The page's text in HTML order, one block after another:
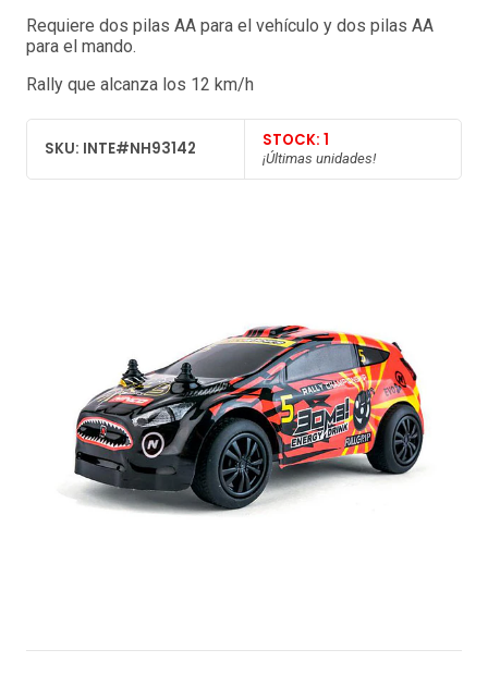
Requiere dos pilas AA para el vehículo y dos pilas AA
para el mando.
Rally que alcanza los 12 km/h
SKU: INTE#NH93142 STOCK: 1
¡Últimas unidades!